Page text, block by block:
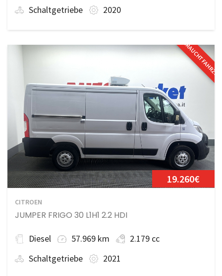
Schaltgetriebe 2020
19.260€
CITROEN
JUMPER FRIGO 30 L1H1 2.2 HDI
Diesel 57.969 km
2.179 cc
Schaltgetriebe
2021